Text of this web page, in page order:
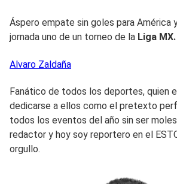
Áspero empate sin goles para América
jornada uno de un torneo de la Liga MX.
Alvaro Zaldaña
Fanático de todos los deportes, quien
dedicarse a ellos como el pretexto
todos los eventos del año sin ser
redactor y hoy soy reportero en el
orgullo.